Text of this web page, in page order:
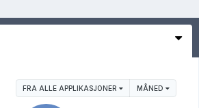
FRA ALLE APPLIKASJONER MÅNED